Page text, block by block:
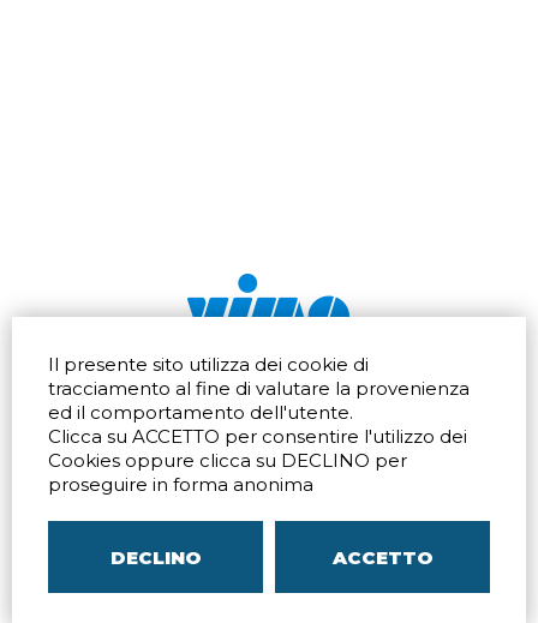
Il presente sito utilizza dei cookie di
tracciamento al fine di valutare la provenienza
ed il comportamento dell'utente.
Clicca su ACCETTO per consentire l'utilizzo dei
Cookies oppure clicca su DECLINO per
proseguire in forma anonima
DECLINO ACCETTO
Via dell'artigianato 32Q
20865 Usmate Velate (MB)
Indicazioni Stradali
Tel. +39 039 672520
Fax +39 039 672568
Email
Via Pontina 583
Roma (RM) 00128
Tel.+39 06 80079273
Indicazioni Stradali
Via San Crispino 64
Padova (PD) 35129
P.IVA00804240968 05096770150– C.C.I.A.A. di